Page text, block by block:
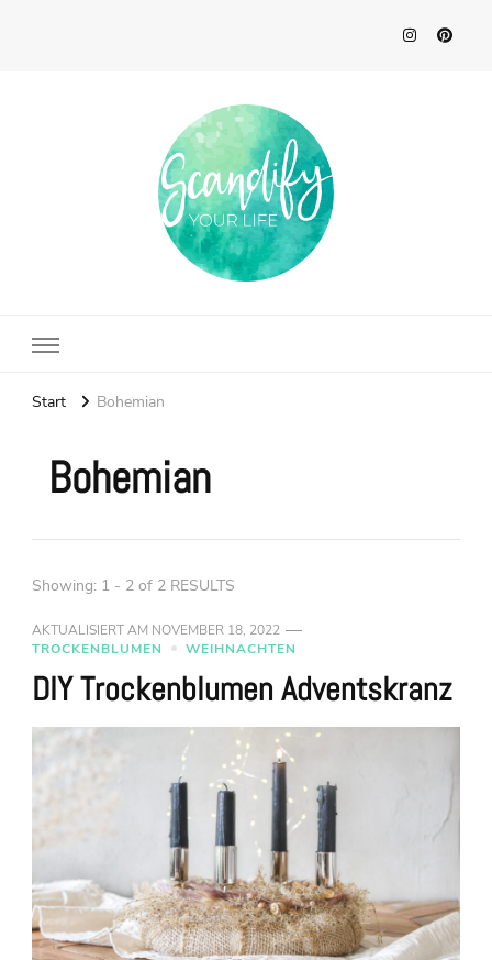
Start Bohemian
Bohemian
Showing: 1 - 2 of 2 RESULTS
AKTUALISIERT AM NOVEMBER 18, 2022
TROCKENBLUMEN
WEIHNACHTEN
DIY Trockenblumen Adventskranz